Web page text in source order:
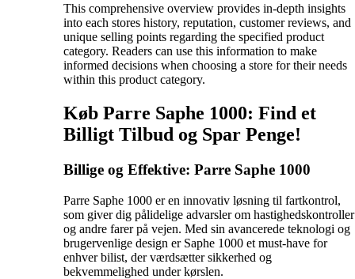
This comprehensive overview provides in-depth insights
into each stores history, reputation, customer reviews, and
unique selling points regarding the specified product
category. Readers can use this information to make
informed decisions when choosing a store for their needs
within this product category.
Køb Parre Saphe 1000: Find et
Billigt Tilbud og Spar Penge!
Billige og Effektive: Parre Saphe 1000
Parre Saphe 1000 er en innovativ løsning til fartkontrol,
som giver dig pålidelige advarsler om hastighedskontroller
og andre farer på vejen. Med sin avancerede teknologi og
brugervenlige design er Saphe 1000 et must-have for
enhver bilist, der værdsætter sikkerhed og
bekvemmelighed under kørslen.